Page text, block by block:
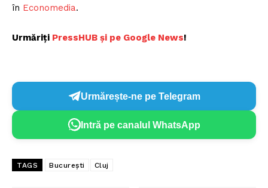
în Economedia.
Urmăriți PressHUB și pe Google News!
Urmărește-ne pe Telegram
Intră pe canalul WhatsApp
TAGS București Cluj